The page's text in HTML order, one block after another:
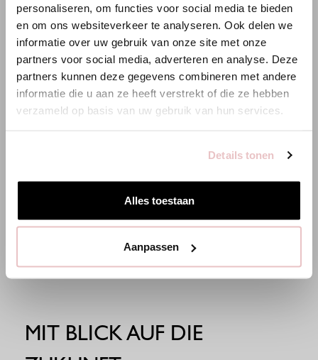
personaliseren, om functies voor social media te bieden
en om ons websiteverkeer te analyseren. Ook delen we
informatie over uw gebruik van onze site met onze
partners voor social media, adverteren en analyse. Deze
partners kunnen deze gegevens combineren met andere
informatie die u aan ze heeft verstrekt of die ze hebben
verzameld op basis van uw gebruik van hun services.
Details tonen
Alles toestaan
Aanpassen
helleren Farbtöne zu ermöglichen.
MIT BLICK AUF DIE
Es scheint, dass du uns von einem anderen Land aus
Bist du am richtigen Ort?
Zur niederländischen Seite wechseln